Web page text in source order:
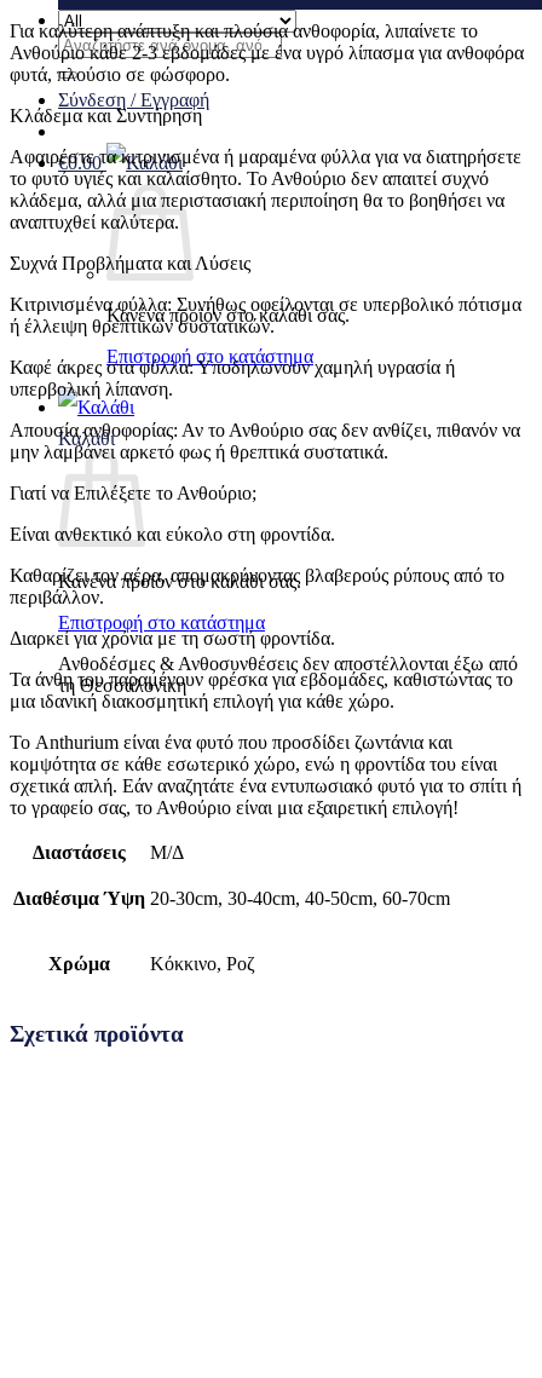
Αναζήτηση
για:
Σύνδεση / Εγγραφή
€0.00
Κανένα προϊόν στο καλάθι σας.
Επιστροφή στο κατάστημα
Καλάθι
Κανένα προϊόν στο καλάθι σας.
Επιστροφή στο κατάστημα
Ανθοδέσμες & Ανθοσυνθέσεις δεν αποστέλλονται έξω από
τη Θεσσαλονίκη
Για καλύτερη ανάπτυξη και πλούσια ανθοφορία, λιπαίνετε το
Ανθούριο κάθε 2-3 εβδομάδες με ένα υγρό λίπασμα για ανθοφόρα
φυτά, πλούσιο σε φώσφορο.
Κλάδεμα και Συντήρηση
Αφαιρέστε τα κιτρινισμένα ή μαραμένα φύλλα για να διατηρήσετε
το φυτό υγιές και καλαίσθητο. Το Ανθούριο δεν απαιτεί συχνό
κλάδεμα, αλλά μια περιστασιακή περιποίηση θα το βοηθήσει να
αναπτυχθεί καλύτερα.
Συχνά Προβλήματα και Λύσεις
Κιτρινισμένα φύλλα: Συνήθως οφείλονται σε υπερβολικό πότισμα
ή έλλειψη θρεπτικών συστατικών.
Καφέ άκρες στα φύλλα: Υποδηλώνουν χαμηλή υγρασία ή
υπερβολική λίπανση.
Απουσία ανθοφορίας: Αν το Ανθούριο σας δεν ανθίζει, πιθανόν να
μην λαμβάνει αρκετό φως ή θρεπτικά συστατικά.
Γιατί να Επιλέξετε το Ανθούριο;
Είναι ανθεκτικό και εύκολο στη φροντίδα.
Καθαρίζει τον αέρα, απομακρύνοντας βλαβερούς ρύπους από το
περιβάλλον.
Διαρκεί για χρόνια με τη σωστή φροντίδα.
Τα άνθη του παραμένουν φρέσκα για εβδομάδες, καθιστώντας το
μια ιδανική διακοσμητική επιλογή για κάθε χώρο.
Το Anthurium είναι ένα φυτό που προσδίδει ζωντάνια και
κομψότητα σε κάθε εσωτερικό χώρο, ενώ η φροντίδα του είναι
σχετικά απλή. Εάν αναζητάτε ένα εντυπωσιακό φυτό για το σπίτι ή
το γραφείο σας, το Ανθούριο είναι μια εξαιρετική επιλογή!
Διαστάσεις Μ/Δ
Διαθέσιμα Ύψη 20-30cm, 30-40cm, 40-50cm, 60-70cm
Χρώμα Κόκκινο, Ροζ
Σχετικά προϊόντα